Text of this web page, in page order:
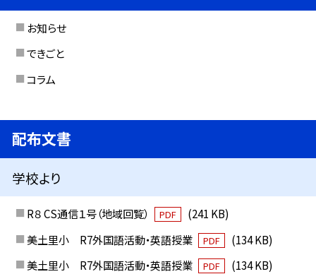
お知らせ
できごと
コラム
配布文書
学校より
R８ CS通信１号（地域回覧） PDF
(241 KB)
美土里小 R7外国語活動・英語授業
PDF
(134 KB)
美土里小 R7外国語活動・英語授業
PDF
(134 KB)